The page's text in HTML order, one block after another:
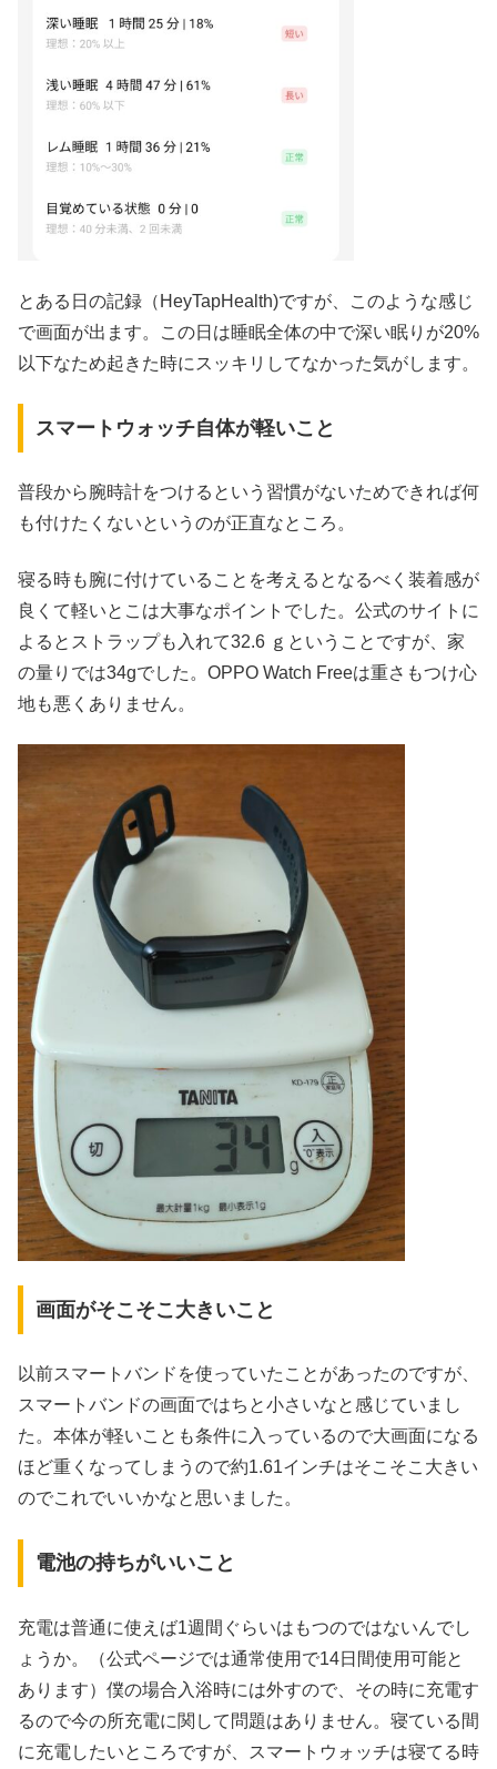
とある日の記録（HeyTapHealth)ですが、このような感じ
で画面が出ます。この日は睡眠全体の中で深い眠りが20%
以下なため起きた時にスッキリしてなかった気がします。
スマートウォッチ自体が軽いこと
普段から腕時計をつけるという習慣がないためできれば何
も付けたくないというのが正直なところ。
寝る時も腕に付けていることを考えるとなるべく装着感が
良くて軽いとこは大事なポイントでした。公式のサイトに
よるとストラップも入れて32.6 ｇということですが、家
の量りでは34gでした。OPPO Watch Freeは重さもつけ心
地も悪くありません。
画面がそこそこ大きいこと
以前スマートバンドを使っていたことがあったのですが、
スマートバンドの画面ではちと小さいなと感じていまし
た。本体が軽いことも条件に入っているので大画面になる
ほど重くなってしまうので約1.61インチはそこそこ大きい
のでこれでいいかなと思いました。
電池の持ちがいいこと
充電は普通に使えば1週間ぐらいはもつのではないんでし
ょうか。（公式ページでは通常使用で14日間使用可能と
あります）僕の場合入浴時には外すので、その時に充電す
るので今の所充電に関して問題はありません。寝ている間
に充電したいところですが、スマートウォッチは寝てる時